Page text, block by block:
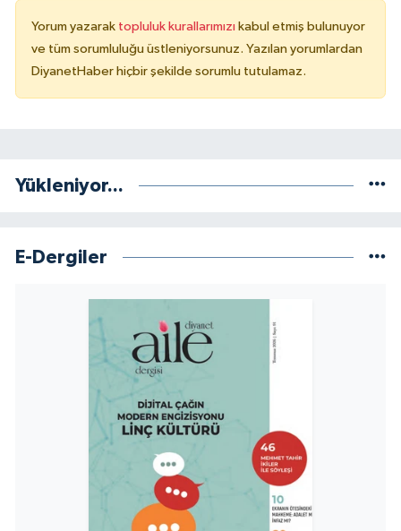
Yorum yazarak topluluk kurallarımızı kabul etmiş bulunuyor
ve tüm sorumluluğu üstleniyorsunuz. Yazılan yorumlardan
DiyanetHaber hiçbir şekilde sorumlu tutulamaz.
Yükleniyor...
E-Dergiler